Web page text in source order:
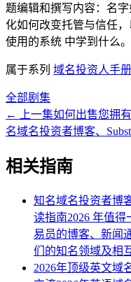
题编辑和撰写内容：名
化如何改变托管与信任
使用的系统 中学到什么。
属于系列 域名投资人手册
全部剧集
←
上一集如何出售您拥
名域名投资者博客、
相关指南
知名域名投资者博
读指南2026 年值
易员的博客、新闻
们的知名领域及相
2026年顶级英文域